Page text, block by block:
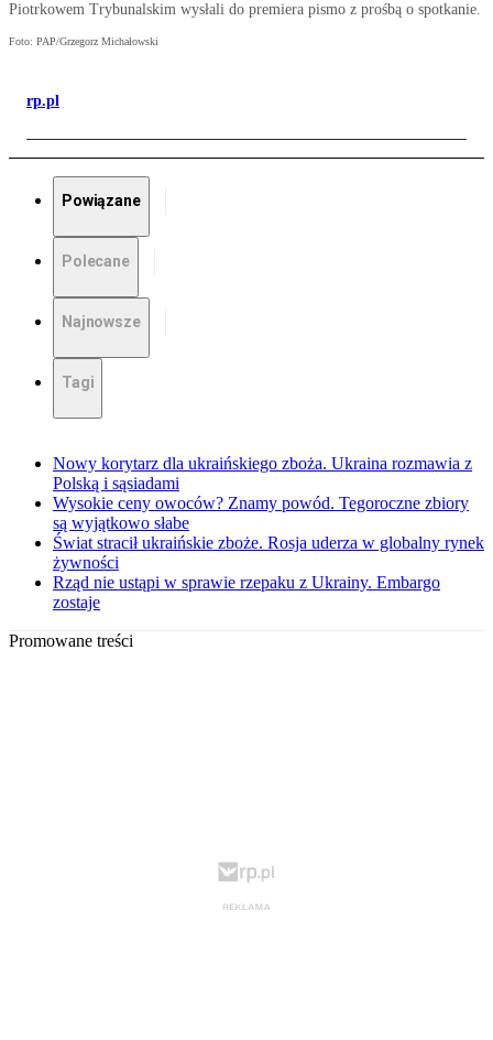
Piotrkowem Trybunalskim wysłali do premiera pismo z prośbą o spotkanie.
Foto: PAP/Grzegorz Michałowski
rp.pl
Powiązane
Polecane
Najnowsze
Tagi
Nowy korytarz dla ukraińskiego zboża. Ukraina rozmawia z
Polską i sąsiadami
Wysokie ceny owoców? Znamy powód. Tegoroczne zbiory
są wyjątkowo słabe
Świat stracił ukraińskie zboże. Rosja uderza w globalny rynek
żywności
Rząd nie ustąpi w sprawie rzepaku z Ukrainy. Embargo
zostaje
Promowane treści